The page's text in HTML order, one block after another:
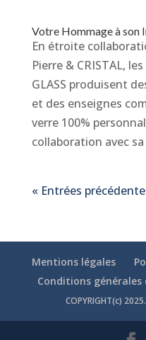
Votre Hommage à son
En étroite
Pierre & CRISTAL,
GLASS produisent
et des enseignes
verre 100%
collaboration avec
« Entrées
Mentions légales
Conditions générales
COPYRIGHT(c) 2025.